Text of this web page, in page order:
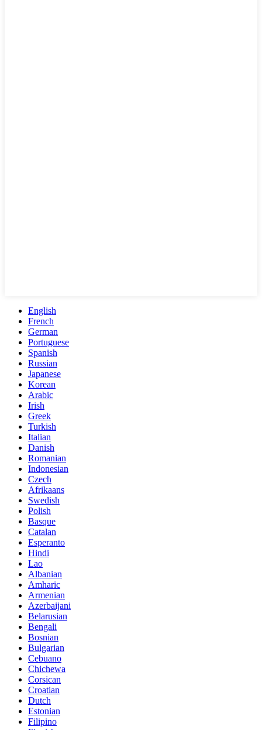
English
French
German
Portuguese
Spanish
Russian
Japanese
Korean
Arabic
Irish
Greek
Turkish
Italian
Danish
Romanian
Indonesian
Czech
Afrikaans
Swedish
Polish
Basque
Catalan
Esperanto
Hindi
Lao
Albanian
Amharic
Armenian
Azerbaijani
Belarusian
Bengali
Bosnian
Bulgarian
Cebuano
Chichewa
Corsican
Croatian
Dutch
Estonian
Filipino